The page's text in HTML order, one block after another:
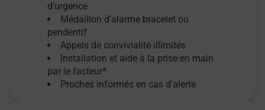
d’urgence
Médaillon d’alarme bracelet ou
pendentif
Appels de convivialité illimités
Installation et aide à la prise en main
par le facteur*
Proches informés en cas d'alerte